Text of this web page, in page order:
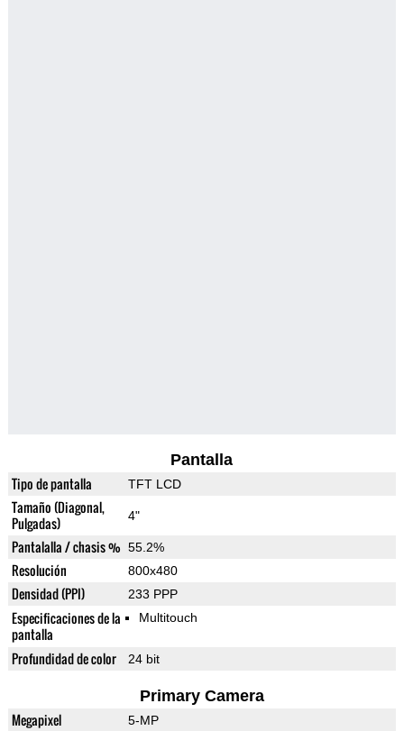
Pantalla
Tipo de pantalla TFT LCD
Tamaño (Diagonal,
Pulgadas)
4"
Pantalalla / chasis % 55.2%
Resolución 800x480
Densidad (PPI) 233 PPP
Especificaciones de la
pantalla
Multitouch
Profundidad de color 24 bit
Primary Camera
Megapixel 5-MP